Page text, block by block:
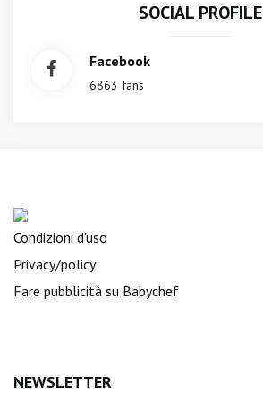
SOCIAL PROFILE
Facebook
6863 fans
Condizioni d'uso
Privacy/policy
Fare pubblicità su Babychef
NEWSLETTER